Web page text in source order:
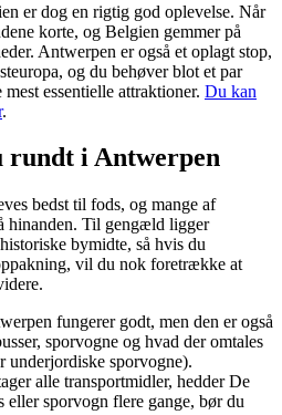
er dog en rigtig god oplevelse. Når
korte, og Belgien gemmer på
Antwerpen er også et oplagt stop,
og du behøver blot et par
essentielle attraktioner. Du kan
.
rundt i Antwerpen
bedst til fods, og mange af
hinanden. Til gengæld ligger
bymidte, så hvis du
vil du nok foretrække at
fungerer godt, men den er også
sporvogne og hvad der omtales
underjordiske sporvogne).
alle transportmidler, hedder De
eller sporvogn flere gange, bør du